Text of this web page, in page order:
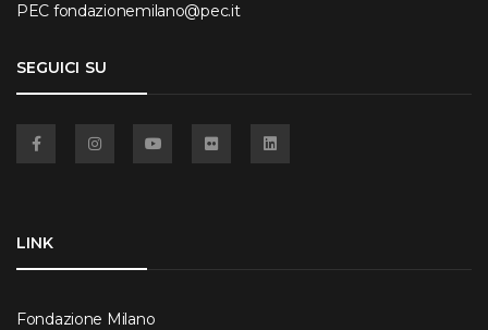
PEC fondazionemilano@pec.it
SEGUICI SU
LINK
Fondazione Milano